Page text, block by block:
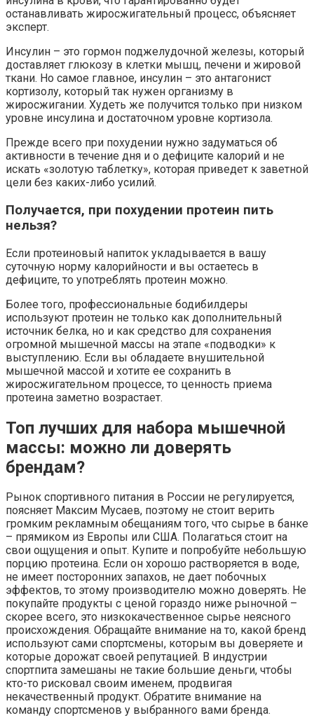
останавливать жиросжигательный процесс, объясняет
эксперт.
Инсулин – это гормон поджелудочной железы, который
доставляет глюкозу в клетки мышц, печени и жировой
ткани. Но самое главное, инсулин – это антагонист
кортизолу, который так нужен организму в
жиросжигании. Худеть же получится только при низком
уровне инсулина и достаточном уровне кортизола.
Прежде всего при похудении нужно задуматься об
активности в течение дня и о дефиците калорий и не
искать «золотую таблетку», которая приведет к заветной
цели без каких-либо усилий.
Получается, при похудении протеин пить
нельзя?
Если протеиновый напиток укладывается в вашу
суточную норму калорийности и вы остаетесь в
дефиците, то употреблять протеин можно.
Более того, профессиональные бодибилдеры
используют протеин не только как дополнительный
источник белка, но и как средство для сохранения
огромной мышечной массы на этапе «подводки» к
выступлению. Если вы обладаете внушительной
мышечной массой и хотите ее сохранить в
жиросжигательном процессе, то ценность приема
протеина заметно возрастает.
Топ лучших для набора мышечной
массы: можно ли доверять
брендам?
Рынок спортивного питания в России не регулируется,
поясняет Максим Мусаев, поэтому не стоит верить
громким рекламным обещаниям того, что сырье в банке
– прямиком из Европы или США. Полагаться стоит на
свои ощущения и опыт. Купите и попробуйте небольшую
порцию протеина. Если он хорошо растворяется в воде,
не имеет посторонних запахов, не дает побочных
эффектов, то этому производителю можно доверять. Не
покупайте продукты с ценой гораздо ниже рыночной –
скорее всего, это низкокачественное сырье неясного
происхождения. Обращайте внимание на то, какой бренд
используют сами спортсмены, которым вы доверяете и
которые дорожат своей репутацией. В индустрии
спортпита замешаны не такие большие деньги, чтобы
кто-то рисковал своим именем, продвигая
некачественный продукт. Обратите внимание на
команду спортсменов у выбранного вами бренда.